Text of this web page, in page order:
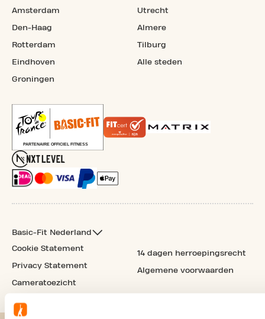
Amsterdam
Den-Haag
Rotterdam
Eindhoven
Groningen
Utrecht
Almere
Tilburg
Alle steden
Basic-Fit Nederland
Cookie Statement
Privacy Statement
Cameratoezicht
14 dagen herroepingsrecht
Algemene voorwaarden